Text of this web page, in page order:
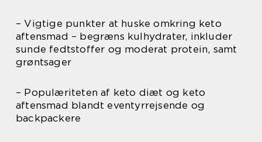
– Vigtige punkter at huske omkring keto
aftensmad – begræns kulhydrater, inkluder
sunde fedtstoffer og moderat protein, samt
grøntsager
– Populæriteten af keto diæt og keto
aftensmad blandt eventyrrejsende og
backpackere